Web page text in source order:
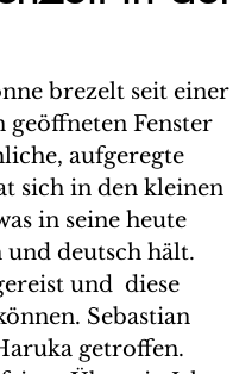
brezelt seit einer
Fenster
aufgeregte
sich in den kleinen
in seine heute
und deutsch hält.
und  diese
Sebastian
getroffen.